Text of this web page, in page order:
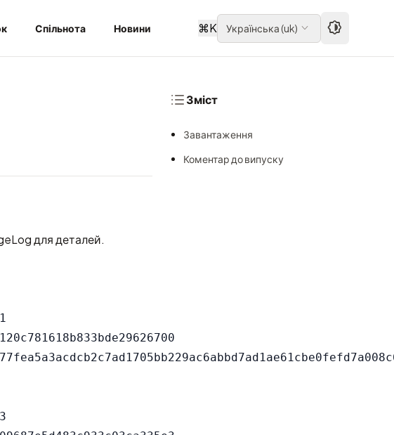
Спільнота Новини ⌘K Українська(uk)
для деталей.
Зміст
Завантаження
Коментар до випуску